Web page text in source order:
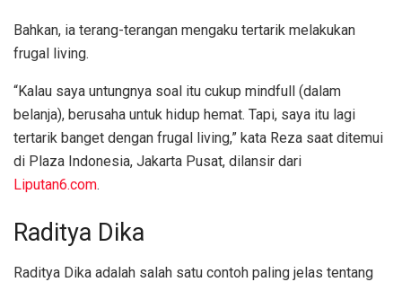
Bahkan, ia terang-terangan mengaku tertarik melakukan
frugal living.
“Kalau saya untungnya soal itu cukup mindfull (dalam
belanja), berusaha untuk hidup hemat. Tapi, saya itu lagi
tertarik banget dengan frugal living,” kata Reza saat ditemui
di Plaza Indonesia, Jakarta Pusat, dilansir dari
Liputan6.com.
Raditya Dika
Raditya Dika adalah salah satu contoh paling jelas tentang